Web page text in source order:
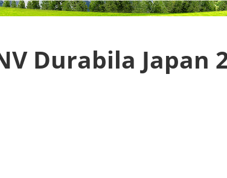
Durabila Japan